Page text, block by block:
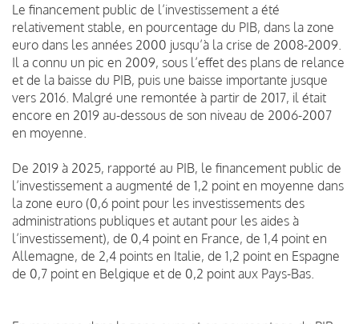
Le financement public de l’investissement a été
relativement stable, en pourcentage du PIB, dans la zone
euro dans les années 2000 jusqu’à la crise de 2008-2009.
Il a connu un pic en 2009, sous l’effet des plans de relance
et de la baisse du PIB, puis une baisse importante jusque
vers 2016. Malgré une remontée à partir de 2017, il était
encore en 2019 au-dessous de son niveau de 2006-2007
en moyenne.
De 2019 à 2025, rapporté au PIB, le financement public de
l’investissement a augmenté de 1,2 point en moyenne dans
la zone euro (0,6 point pour les investissements des
administrations publiques et autant pour les aides à
l’investissement), de 0,4 point en France, de 1,4 point en
Allemagne, de 2,4 points en Italie, de 1,2 point en Espagne
de 0,7 point en Belgique et de 0,2 point aux Pays-Bas.